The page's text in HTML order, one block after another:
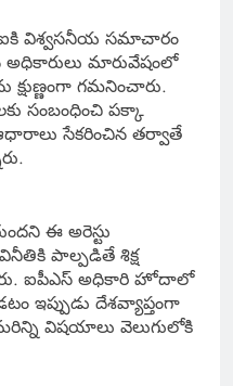
విశ్వసనీయ సమాచారం
అధికారులు మారువేషంలో
క్షుణ్ణంగా గమనించారు.
సంబంధించి పక్కా
సేకరించిన తర్వాతే
ఈ అరెస్టు
పాల్పడితే శిక్ష
ఐపీఎస్ అధికారి హోదాలో
ఇప్పుడు దేశవ్యాప్తంగా
విషయాలు వెలుగులోకి